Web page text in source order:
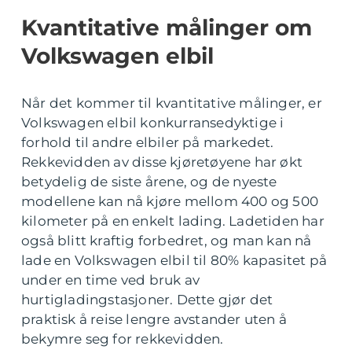
Kvantitative målinger om
Volkswagen elbil
Når det kommer til kvantitative målinger, er
Volkswagen elbil konkurransedyktige i
forhold til andre elbiler på markedet.
Rekkevidden av disse kjøretøyene har økt
betydelig de siste årene, og de nyeste
modellene kan nå kjøre mellom 400 og 500
kilometer på en enkelt lading. Ladetiden har
også blitt kraftig forbedret, og man kan nå
lade en Volkswagen elbil til 80% kapasitet på
under en time ved bruk av
hurtigladingstasjoner. Dette gjør det
praktisk å reise lengre avstander uten å
bekymre seg for rekkevidden.